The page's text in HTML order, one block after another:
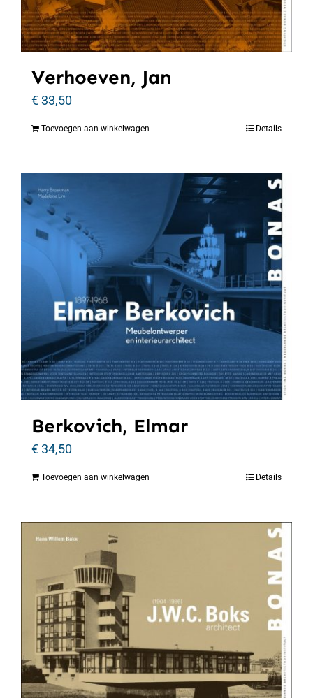
Verhoeven, Jan
€33,50
Toevoegen aan winkelwagen Details
Berkovich, Elmar
€34,50
Toevoegen aan winkelwagen Details